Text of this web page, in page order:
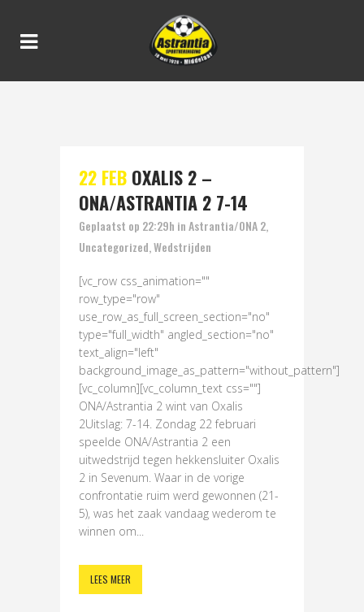
22 FEB OXALIS 2 –
ONA/ASTRANTIA 2 7-14
Geplaatst op 22:29h inAstrantia/ONA 2,
Uncategorized,Wedstrijden
[vc_row css_animation=""
row_type="row"
use_row_as_full_screen_section="no"
type="full_width" angled_section="no"
text_align="left"
background_image_as_pattern="without_pattern"]
[vc_column][vc_column_text css=""]
ONA/Astrantia 2 wint van Oxalis
2Uitslag: 7-14. Zondag 22 februari
speelde ONA/Astrantia 2 een
uitwedstrijd tegen hekkensluiter Oxalis
2 in Sevenum. Waar in de vorige
confrontatie ruim werd gewonnen (21-
5), was het zaak vandaag wederom te
winnen om...
LEES MEER